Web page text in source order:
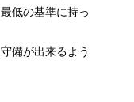
低の基準に持っ
備が出来るよう